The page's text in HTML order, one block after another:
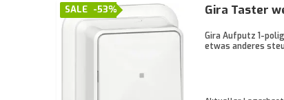
-53%
SALE Gira Taster
Gira Aufputz 1-
etwas anderes